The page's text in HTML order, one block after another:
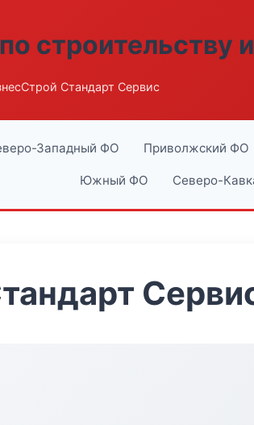
строительству
Стандарт Сервис
Западный ФО Приволжский ФО
Южный ФО Северо-